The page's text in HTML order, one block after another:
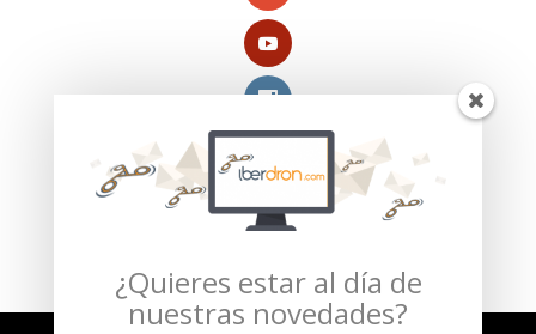
Compra segura verificada por:
¿Quieres estar al día de
nuestras novedades?